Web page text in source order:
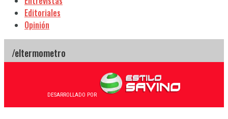
Editoriales
Opinión
DESARROLLADO POR